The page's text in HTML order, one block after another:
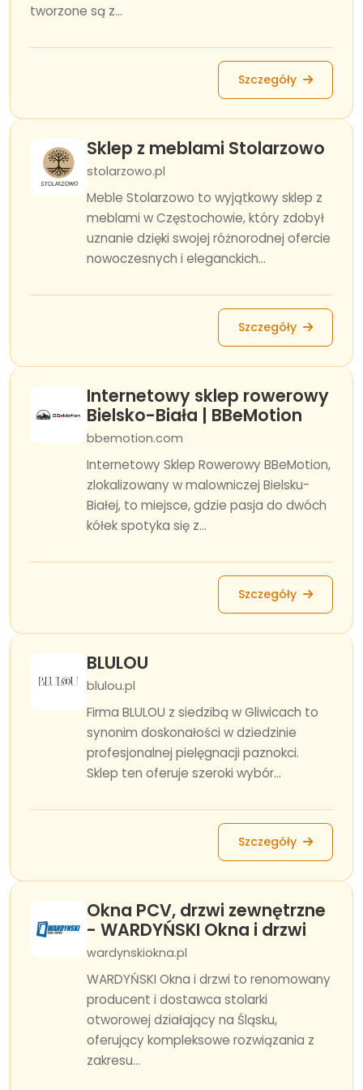
tworzone są z...
Szczegóły
Sklep z meblami Stolarzowo
stolarzowo.pl
Meble Stolarzowo to wyjątkowy sklep z
meblami w Częstochowie, który zdobył
uznanie dzięki swojej różnorodnej ofercie
nowoczesnych i eleganckich...
Szczegóły
Internetowy sklep rowerowy
Bielsko-Biała | BBeMotion
bbemotion.com
Internetowy Sklep Rowerowy BBeMotion,
zlokalizowany w malowniczej Bielsku-
Białej, to miejsce, gdzie pasja do dwóch
kółek spotyka się z...
Szczegóły
BLULOU
blulou.pl
Firma BLULOU z siedzibą w Gliwicach to
synonim doskonałości w dziedzinie
profesjonalnej pielęgnacji paznokci.
Sklep ten oferuje szeroki wybór...
Szczegóły
Okna PCV, drzwi zewnętrzne
- WARDYŃSKI Okna i drzwi
wardynskiokna.pl
WARDYŃSKI Okna i drzwi to renomowany
producent i dostawca stolarki
otworowej działający na Śląsku,
oferujący kompleksowe rozwiązania z
zakresu...